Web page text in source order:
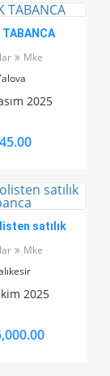
TABANCA
Mke
2025
satılık
Mke
2025